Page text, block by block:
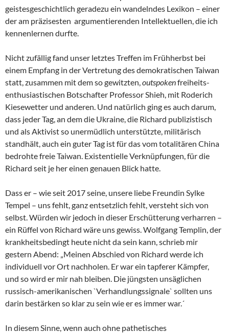
geistesgeschichtlich geradezu ein wandelndes Lexikon – einer
der am präzisesten argumentierenden Intellektuellen, die ich
kennenlernen durfte.
Nicht zufällig fand unser letztes Treffen im Frühherbst bei
einem Empfang in der Vertretung des demokratischen Taiwan
statt, zusammen mit dem so gewitzten,outspokenfreiheits-
enthusiastischen Botschafter Professor Shieh, mit Roderich
Kiesewetter und anderen. Und natürlich ging es auch darum,
dass jeder Tag, an dem die Ukraine, die Richard publizistisch
und als Aktivist so unermüdlich unterstützte, militärisch
standhält, auch ein guter Tag ist für das vom totalitären China
bedrohte freie Taiwan. Existentielle Verknüpfungen, für die
Richard seit je her einen genauen Blick hatte.
Dass er – wie seit 2017 seine, unsere liebe Freundin Sylke
Tempel – uns fehlt, ganz entsetzlich fehlt, versteht sich von
selbst. Würden wir jedoch in dieser Erschütterung verharren –
ein Rüffel von Richard wäre uns gewiss. Wolfgang Templin, der
krankheitsbedingt heute nicht da sein kann, schrieb mir
gestern Abend: „Meinen Abschied von Richard werde ich
individuell vor Ort nachholen. Er war ein tapferer Kämpfer,
und so wird er mir nah bleiben. Die jüngsten unsäglichen
russisch-amerikanischen `Verhandlungssignale` sollten uns
darin bestärken so klar zu sein wie er es immer war.´
In diesem Sinne, wenn auch ohne pathetisches